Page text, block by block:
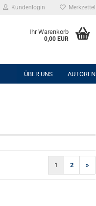
Kundenlogin Merkzettel
Ihr Warenkorb
0,00 EUR
ÜBER UNS AUTOREN
1 2 »